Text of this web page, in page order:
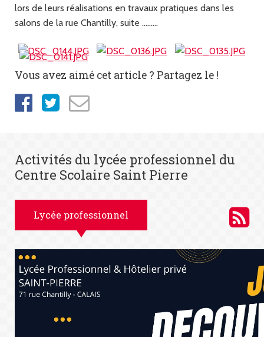
lors de leurs réalisations en travaux pratiques dans les
salons de la rue Chantilly, suite ………
Vous avez aimé cet article ? Partagez le !
Activités du lycée professionnel du
Centre Scolaire Saint Pierre
Lycée professionnel